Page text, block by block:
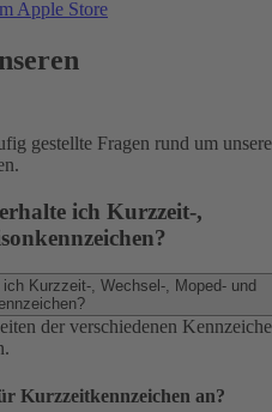
Apple Store
gestellte Fragen rund um unsere
ich Kurzzeit-,
Kurzzeit-, Wechsel-, Moped- und
der verschiedenen
Kurzzeitkennzeichen an?